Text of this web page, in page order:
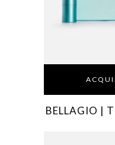
BELLAGIO |